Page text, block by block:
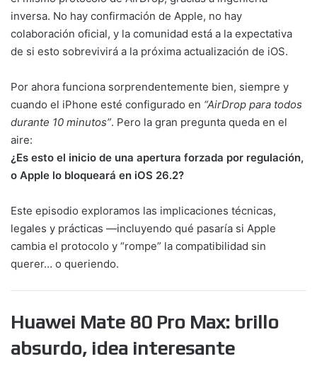
inversa. No hay confirmación de Apple, no hay
colaboración oficial, y la comunidad está a la expectativa
de si esto sobrevivirá a la próxima actualización de iOS.
Por ahora funciona sorprendentemente bien, siempre y
cuando el iPhone esté configurado en “AirDrop para todos
durante 10 minutos”. Pero la gran pregunta queda en el
aire:
¿Es esto el inicio de una apertura forzada por regulación,
o Apple lo bloqueará en iOS 26.2?
Este episodio exploramos las implicaciones técnicas,
legales y prácticas —incluyendo qué pasaría si Apple
cambia el protocolo y “rompe” la compatibilidad sin
querer… o queriendo.
Huawei Mate 80 Pro Max: brillo
absurdo, idea interesante